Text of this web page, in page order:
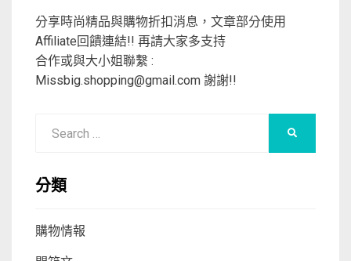
分享時尚精品與購物折扣消息，文章部分使用
Affiliate回饋連結!! 再請大家多支持
合作或與大小姐聯繫 :
Missbig.shopping@gmail.com 謝謝!!
分類
購物情報